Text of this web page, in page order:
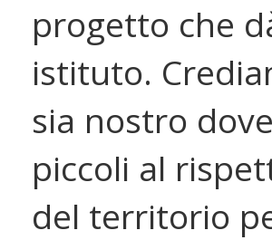
progetto che
istituto.
sia nostro
piccoli al
del territorio